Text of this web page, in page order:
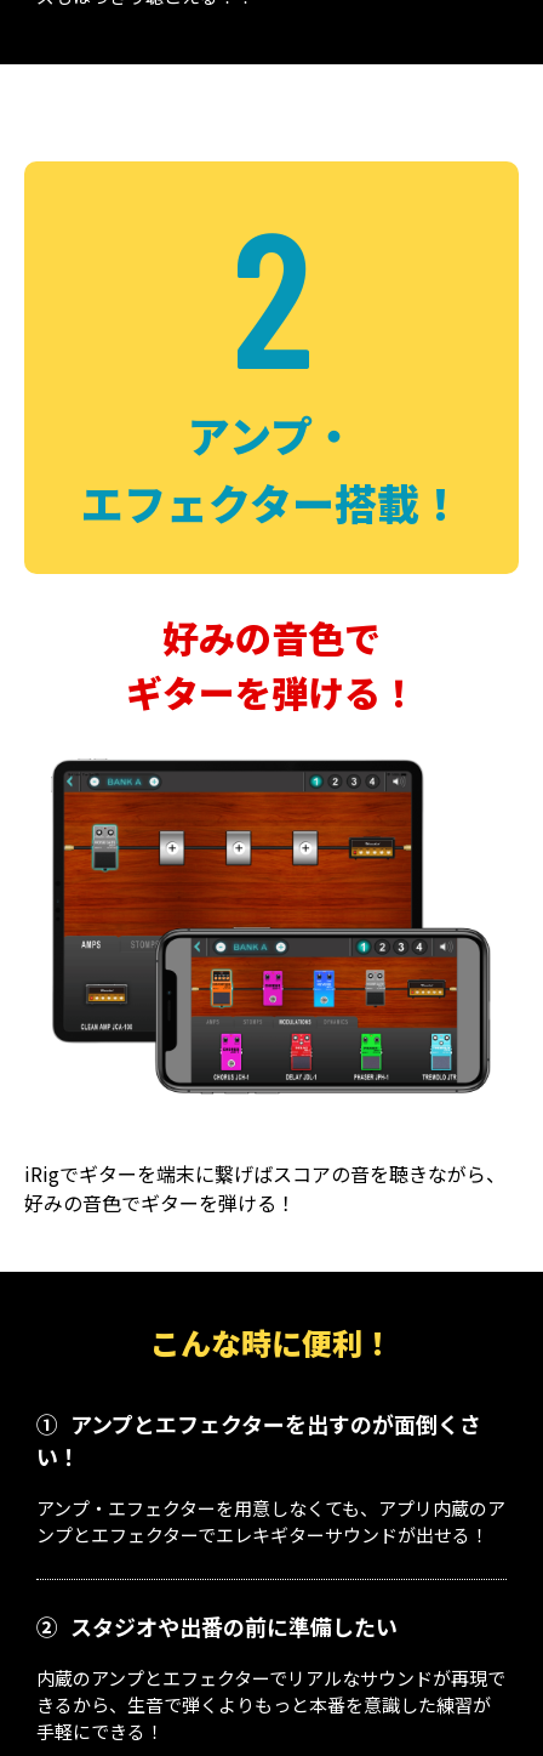
2
アンプ・
エフェクター搭載！
好みの音色で
ギターを弾ける！
iRigでギターを端末に繋げばスコアの音を聴きながら、
好みの音色でギターを弾ける！
こんな時に便利！
① アンプとエフェクターを出すのが面倒くさ
い！
アンプ・エフェクターを用意しなくても、アプリ内蔵のア
ンプとエフェクターでエレキギターサウンドが出せる！
② スタジオや出番の前に準備したい
内蔵のアンプとエフェクターでリアルなサウンドが再現で
きるから、生音で弾くよりもっと本番を意識した練習が
手軽にできる！